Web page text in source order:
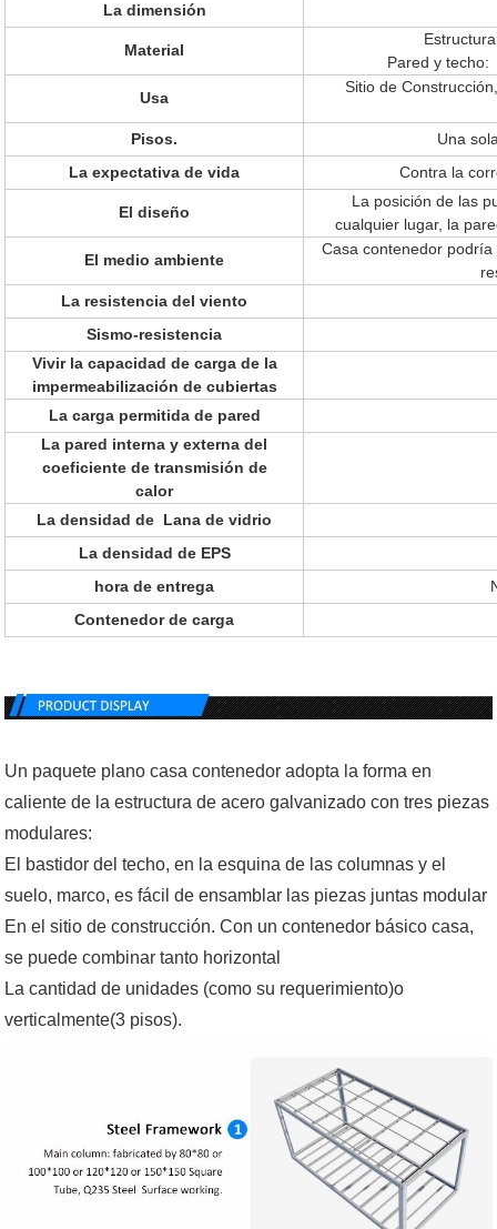
La dimensión
Material
Pared y
Usa
Sitio de
Pisos.
Una
La expectativa de vida
Contra la
El diseño
La posición de las
cualquier lugar, la
El medio ambiente
Casa contenedor
La resistencia del viento
Sismo-resistencia
Vivir la capacidad de carga de la
impermeabilización de cubiertas
La carga permitida de pared
La pared interna y externa del
coeficiente de transmisión de
calor
La densidad de Lana de vidrio
La densidad de EPS
hora de entrega
Contenedor de carga
Un paquete plano casa contenedor adopta la forma en
caliente de la estructura de acero galvanizado con tres piezas
modulares:
El bastidor del techo, en la esquina de las columnas y el
suelo, marco, es fácil de ensamblar las piezas juntas modular
En el sitio de construcción. Con un contenedor básico casa,
se puede combinar tanto horizontal
La cantidad de unidades (como su requerimiento)o
verticalmente(3 pisos).